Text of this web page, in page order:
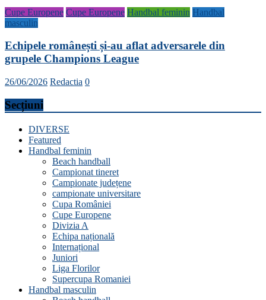
Cupe Europene Cupe Europene Handbal feminin Handbal
masculin
Echipele românești și-au aflat adversarele din
grupele Champions League
26/06/2026 Redactia 0
Secțiuni
DIVERSE
Featured
Handbal feminin
Beach handball
Campionat tineret
Campionate județene
campionate universitare
Cupa României
Cupe Europene
Divizia A
Echipa națională
Internațional
Juniori
Liga Florilor
Supercupa Romaniei
Handbal masculin